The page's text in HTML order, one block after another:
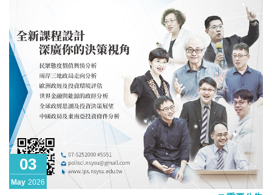
下珍貴而美好的畢業回憶。
03
May 2026